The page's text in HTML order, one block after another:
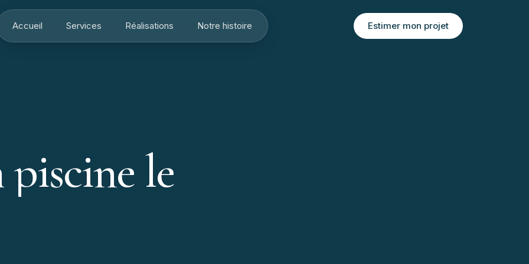
Accueil Services Réalisations Notre histoire Estimer mon projet
piscinele